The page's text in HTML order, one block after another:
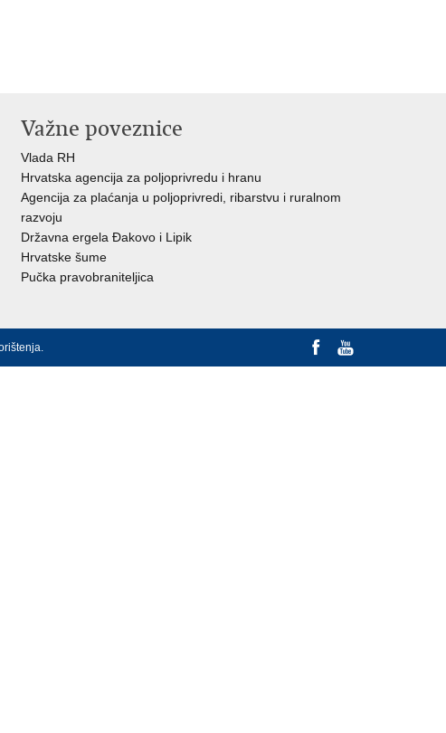
Važne poveznice
Vlada RH
Hrvatska agencija za poljoprivredu i hranu
Agencija za plaćanja u poljoprivredi, ribarstvu i ruralnom
razvoju
Državna ergela Đakovo i Lipik
Hrvatske šume
Pučka pravobraniteljica
.